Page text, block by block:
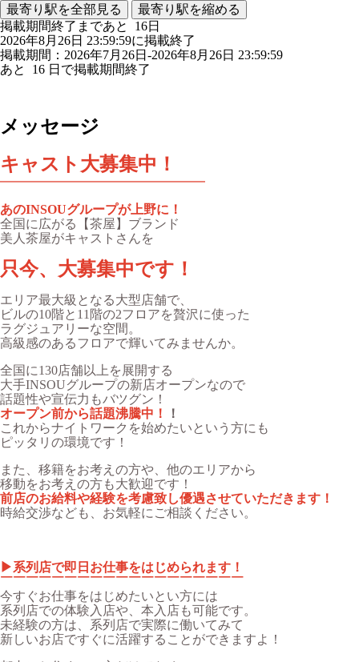
最寄り駅を全部見る
最寄り駅を縮める
掲載期間終了まであと 16日
2026年8月26日 23:59:59に掲載終了
掲載期間：2026年7月26日-2026年8月26日 23:59:59
あと 16 日で掲載期間終了
メッセージ
キャスト大募集中！
━━━━━━━━━━━━━━━━
あのINSOUグループが上野に！
全国に広がる【茶屋】ブランド
美人茶屋がキャストさんを
只今、大募集中です！
エリア最大級となる大型店舗で、
ビルの10階と11階の2フロアを贅沢に使った
ラグジュアリーな空間。
高級感のあるフロアで輝いてみませんか。
全国に130店舗以上を展開する
大手INSOUグループの新店オープンなので
話題性や宣伝力もバツグン！
オープン前から話題沸騰中！
！
これからナイトワークを始めたいという方にも
ピッタリの環境です！
また、移籍をお考えの方や、他のエリアから
移動をお考えの方も大歓迎です！
前店のお給料や経験を考慮致し優遇させていただきます！
時給交渉なども、お気軽にご相談ください。
▶︎系列店で即日お仕事をはじめられます！
￣￣￣￣￣￣￣￣￣￣￣￣￣￣￣￣￣￣￣
今すぐお仕事をはじめたいとい方には
系列店での体験入店や、本入店も可能です。
未経験の方は、系列店で実際に働いてみて
新しいお店ですぐに活躍することができますよ！